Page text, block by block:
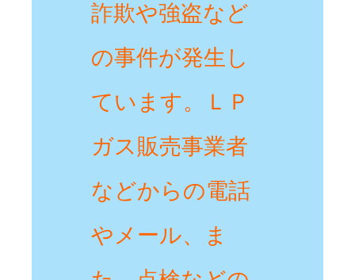
詐欺や強盗など
の事件が発生し
ています。ＬＰ
ガス販売事業者
などからの電話
やメール、ま